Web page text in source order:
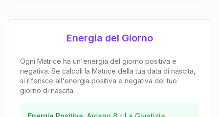
Energia del Giorno
Ogni Matrice ha un'energia del giorno positiva e
negativa. Se calcoli la Matrice della tua data di nascita,
si riferisce all'energia positiva e negativa del tuo
giorno di nascita.